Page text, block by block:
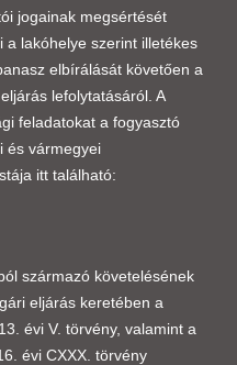
jogainak megsértését
a lakóhelye szerint illetékes
elbírálását követően a
lefolytatásáról. A
feladatokat a fogyasztó
és vármegyei
itt található:
származó követelésének
eljárás keretében a
évi V. törvény, valamint a
évi CXXX. törvény